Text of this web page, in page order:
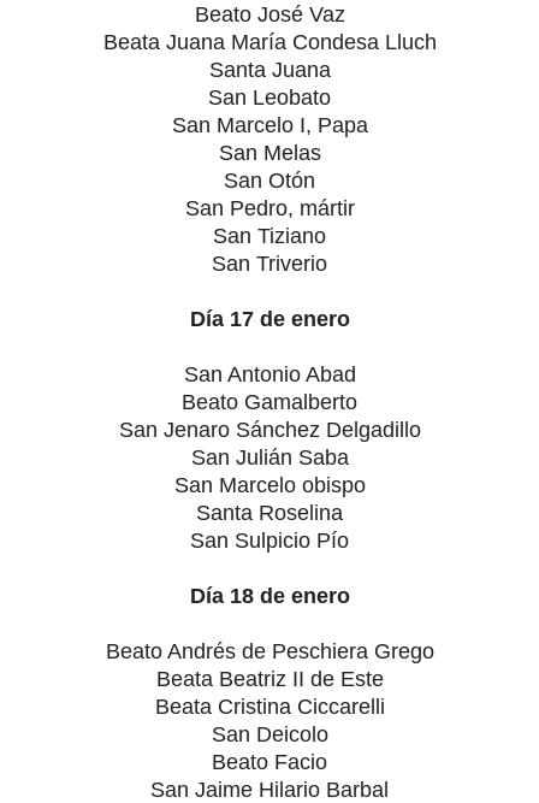
Beato José Vaz
Beata Juana María Condesa Lluch
Santa Juana
San Leobato
San Marcelo I, Papa
San Melas
San Otón
San Pedro, mártir
San Tiziano
San Triverio
Día 17 de enero
San Antonio Abad
Beato Gamalberto
San Jenaro Sánchez Delgadillo
San Julián Saba
San Marcelo obispo
Santa Roselina
San Sulpicio Pío
Día 18 de enero
Beato Andrés de Peschiera Grego
Beata Beatriz II de Este
Beata Cristina Ciccarelli
San Deicolo
Beato Facio
San Jaime Hilario Barbal